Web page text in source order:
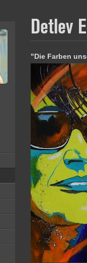
Detlev
"Die Farben